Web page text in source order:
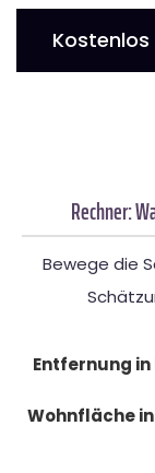
Rechner:
Bewege die
Entfernung in
Wohnfläche